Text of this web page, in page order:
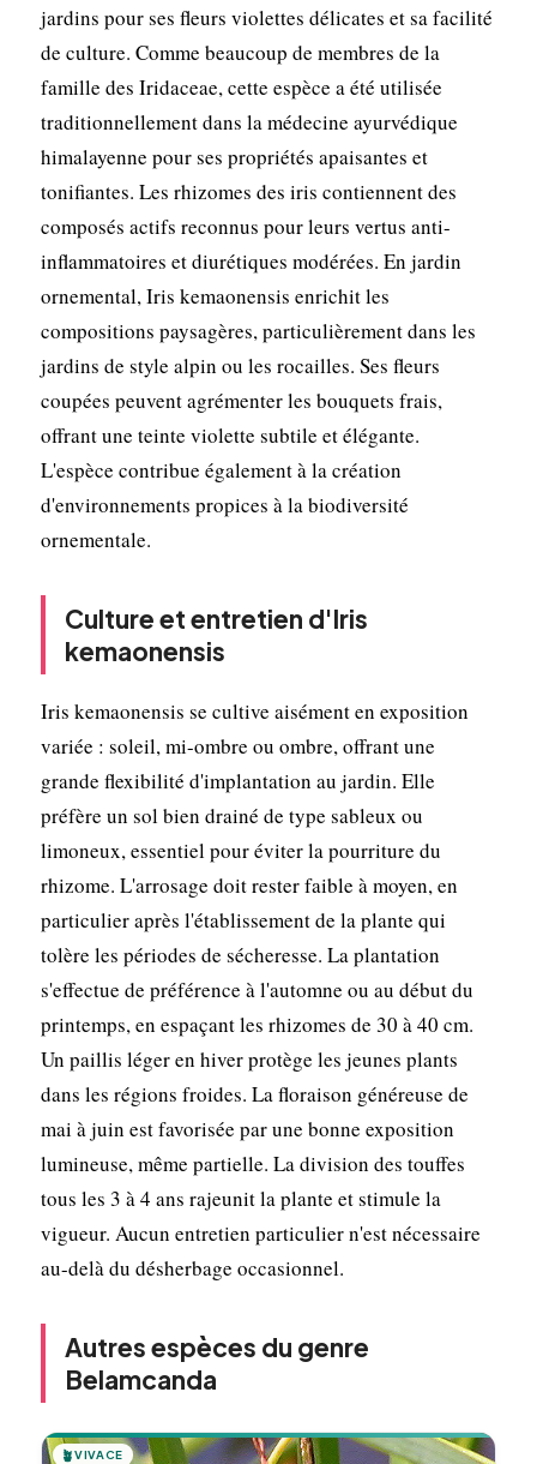
jardins pour ses fleurs violettes délicates et sa facilité
de culture. Comme beaucoup de membres de la
famille des Iridaceae, cette espèce a été utilisée
traditionnellement dans la médecine ayurvédique
himalayenne pour ses propriétés apaisantes et
tonifiantes. Les rhizomes des iris contiennent des
composés actifs reconnus pour leurs vertus anti-
inflammatoires et diurétiques modérées. En jardin
ornemental, Iris kemaonensis enrichit les
compositions paysagères, particulièrement dans les
jardins de style alpin ou les rocailles. Ses fleurs
coupées peuvent agrémenter les bouquets frais,
offrant une teinte violette subtile et élégante.
L'espèce contribue également à la création
d'environnements propices à la biodiversité
ornementale.
Culture et entretien d'Iris
kemaonensis
Iris kemaonensis se cultive aisément en exposition
variée : soleil, mi-ombre ou ombre, offrant une
grande flexibilité d'implantation au jardin. Elle
préfère un sol bien drainé de type sableux ou
limoneux, essentiel pour éviter la pourriture du
rhizome. L'arrosage doit rester faible à moyen, en
particulier après l'établissement de la plante qui
tolère les périodes de sécheresse. La plantation
s'effectue de préférence à l'automne ou au début du
printemps, en espaçant les rhizomes de 30 à 40 cm.
Un paillis léger en hiver protège les jeunes plants
dans les régions froides. La floraison généreuse de
mai à juin est favorisée par une bonne exposition
lumineuse, même partielle. La division des touffes
tous les 3 à 4 ans rajeunit la plante et stimule la
vigueur. Aucun entretien particulier n'est nécessaire
au-delà du désherbage occasionnel.
Autres espèces du genre
Belamcanda
🪴VIVACE